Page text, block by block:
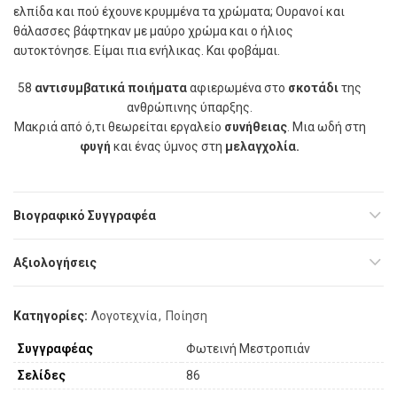
ελπίδα και πού έχουνε κρυµµένα τα χρώµατα; Ουρανοί και
θάλασσες βάφτηκαν µε µαύρο χρώµα και ο ήλιος
αυτοκτόνησε. Είµαι πια ενήλικας. Και φοβάµαι.
58 αντισυµβατικά ποιήµατααφιερωµένα στο σκοτάδιτης
ανθρώπινης ύπαρξης.
Μακριά από ό,τι θεωρείται εργαλείο συνήθειας. Μια ωδή στη
φυγή και ένας ύµνος στη µελαγχολία.
Βιογραφικό Συγγραφέα
Αξιολογήσεις
Κατηγορίες: Λογοτεχνία, Ποίηση
Συγγραφέας
Φωτεινή Μεστροπιάν
Σελίδες
86